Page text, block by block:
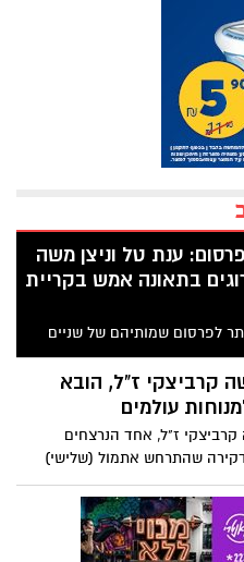
ענת טל וניצן משה
בתאונה אמש בקריית
לפרסום שמותיהם של שניים
בתאונה הקשה אמש בקריית גת:
וניצן משה, תושבי בית קמה
ומבכירי המנהלים בכיל.
קרביצקי ז"ל, הובא
עולמים
ז"ל, אחד הנרצחים
שהתרחש אתמול (שלישי)
הובא למנוחות הערב בבית
קרביצקי היה שליח חב"ד
בקע שבעיר, וניהל במשך עשר
התמחוי בשכונה. ספדו לו בני